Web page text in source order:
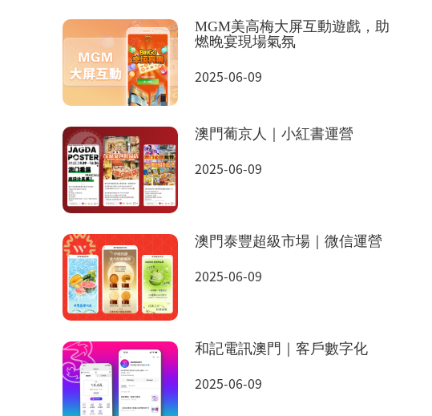
MGM美高梅大屏互動遊戲，助
燃晚宴現場氣氛
2025-06-09
澳門葡京人｜小紅書運營
2025-06-09
澳門泰豐超級市場｜微信運營
2025-06-09
和記電訊澳門｜客戶數字化
2025-06-09